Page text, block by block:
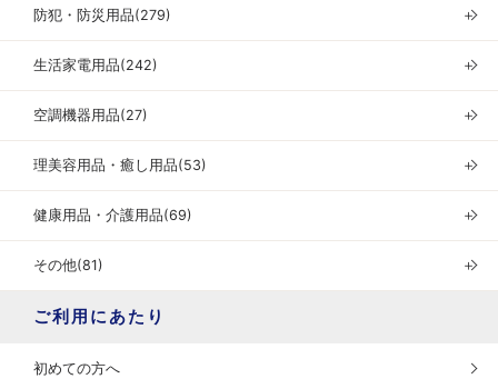
防犯・防災用品(279) ＋
生活家電用品(242) ＋
空調機器用品(27) ＋
理美容用品・癒し用品(53) ＋
健康用品・介護用品(69) ＋
その他(81) ＋
ご利用にあたり
初めての方へ